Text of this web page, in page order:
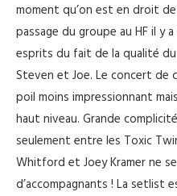
moment qu’on est en droit
passage du groupe au HF il y
esprits du fait de la qualité
Steven et Joe. Le concert
poil moins impressionnant
haut niveau. Grande
seulement entre les Toxic
Whitford et Joey Kramer ne
d’accompagnants ! La setlist